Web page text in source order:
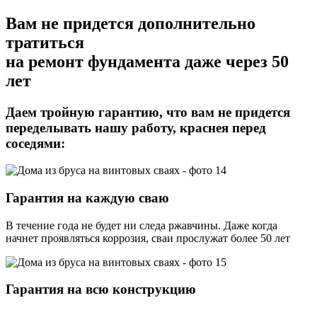
Вам не придется дополнительно
тратиться
на ремонт фундамента даже через 50
лет
Даем тройную гарантию, что вам не придется
переделывать нашу работу, краснея перед
соседями:
Гарантия на каждую сваю
В течение года не будет ни следа ржавчины. Даже когда
начнет проявляться коррозия, сваи прослужат более 50 лет
Гарантия на всю конструкцию